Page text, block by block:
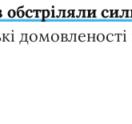
обстріляли
домовленості